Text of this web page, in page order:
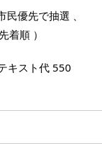
優先で抽選 、
着順 ）
キスト代 550